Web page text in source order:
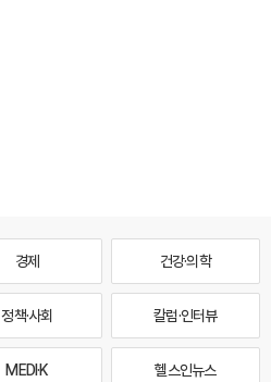
경제 건강·의학
정책·사회 칼럼·인터뷰
MEDI·K 헬스인뉴스